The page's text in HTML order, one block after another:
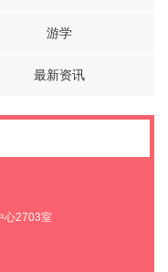
游学
最新资讯
心2703室